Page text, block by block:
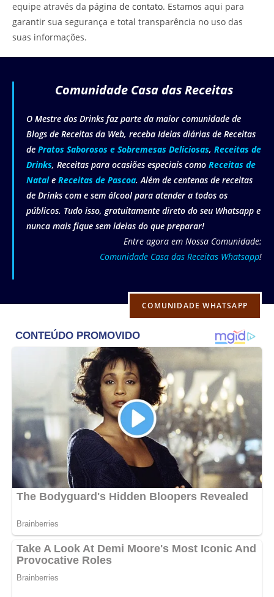
equipe através da página de contato. Estamos aqui para
garantir sua segurança e total transparência no uso das
suas informações.
Comunidade Casa das Receitas
O Mestre dos Drinks faz parte da maior comunidade de
Blogs de Receitas da Web, receba Ideias diárias de Receitas
de Pratos Saborosos e Sobremesas Deliciosas, Receitas de
Drinks, Receitas para ocasiões especiais como Receitas de
Natale Receitas de Pascoa. Além de centenas de receitas
de Drinks com e sem álcool para atender a todos os
públicos. Tudo isso, gratuitamente direto do seu Whatsapp e
nunca mais fique sem ideias do que preparar!
Entre agora em Nossa Comunidade:
Comunidade Casa das Receitas Whatsapp!
COMUNIDADE WHATSAPP